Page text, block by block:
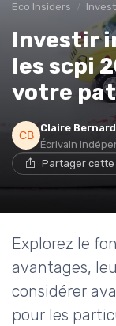
Eco Insiders
Investir
les scpi
votre
Claire Bernard
Écrivain
Partager cette
Explorez le
avantages,
considérer
pour les